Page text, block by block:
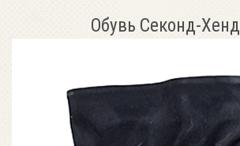
Обувь Секонд-Хенд